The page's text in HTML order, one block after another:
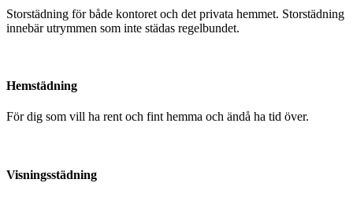
Storstädning för både kontoret och det privata hemmet. Storstädning
innebär utrymmen som inte städas regelbundet.
Hemstädning
För dig som vill ha rent och fint hemma och ändå ha tid över.
Visningsstädning